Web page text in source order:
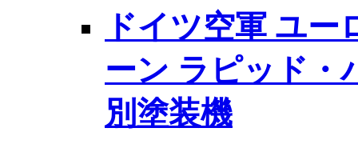
ドイツ空軍 ユ
ーン ラピッド・
別塗装機